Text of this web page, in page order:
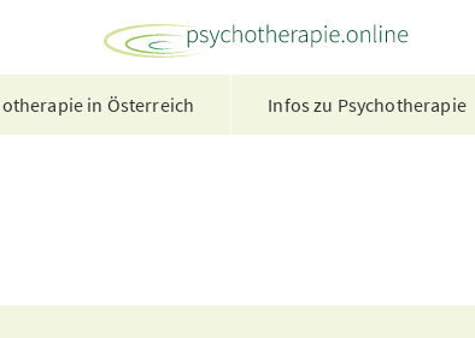
in Österreich Infos zu Psychotherapie